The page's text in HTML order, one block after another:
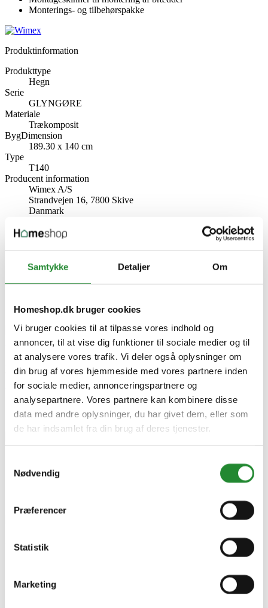
Samtykke Detaljer Om
Homeshop.dk bruger cookies
Vi bruger cookies til at tilpasse vores indhold og
annoncer, til at vise dig funktioner til sociale medier og til
at analysere vores trafik. Vi deler også oplysninger om
din brug af vores hjemmeside med vores partnere inden
for sociale medier, annonceringspartnere og
analysepartnere. Vores partnere kan kombinere disse
data med andre oplysninger, du har givet dem, eller som
de har indsamlet fra din brug af deres tjenester.
Nødvendig
Præferencer
Statistik
Marketing
Monterings- og tilbehørspakke
Produktinformation
Produkttype
Hegn
Serie
GLYNGØRE
Materiale
Trækomposit
BygDimension
189.30 x 140 cm
Type
T140
Producent information
Wimex A/S
Strandvejen 16, 7800 Skive
Danmark
Specifikke referencer
Lev. varenr.
9978000042
EAN
Relaterede artikler
Hegn – Holdbart, Stilfuldt & Vedligeholdelsesfrit!
Udgivet i:
Guide haven
2025-02-17
442 visninger
0 Kunne lide
Læs mere
Skriv produktanmeldelse
Ingen kundeanmeldelser for øjeblikket
Wimex hegn fag 1,4x1,895m -